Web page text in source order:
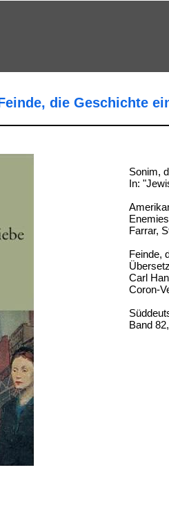
die Geschichte
Sonim,
In:
Farrar,
Feinde,
Carl
Coron-
Band